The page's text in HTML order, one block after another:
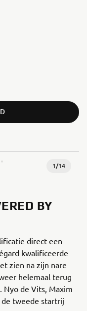
1/14
BY
direct een
kwalificeerde
zien na zijn nare
helemaal terug
de Vits, Maxim
de tweede startrij